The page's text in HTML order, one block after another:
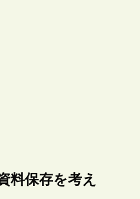
料保存を考え